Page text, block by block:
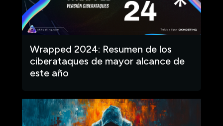
Wrapped 2024: Resumen de los
ciberataques de mayor alcance de
este año